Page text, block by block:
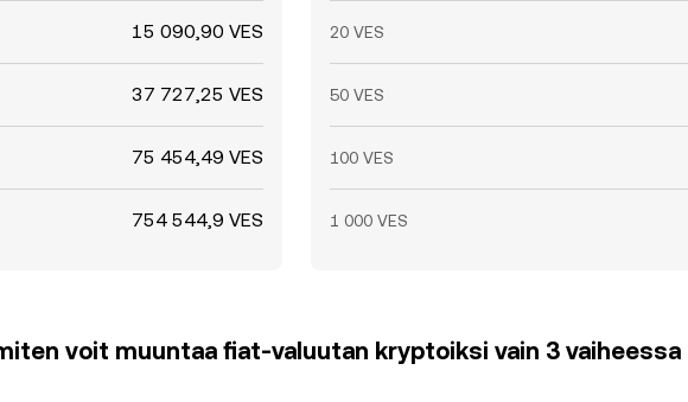
15 090,90 VES
37 727,25 VES
75 454,49 VES
754 544,9 VES
20 VES
50 VES
100 VES
1 000 VES
voit muuntaa fiat-valuutan kryptoiksi vain 3 vaiheessa